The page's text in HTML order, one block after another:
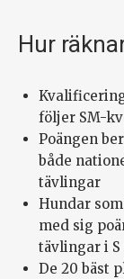
Hur
följer SM-
Poängen
både
tävlingar
Hundar
med sig
tävlingar i
De 20 bäst